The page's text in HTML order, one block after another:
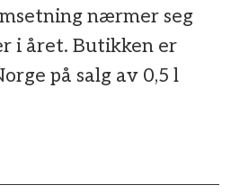
nærmer seg
i året. Butikken er
på salg av 0,5 l